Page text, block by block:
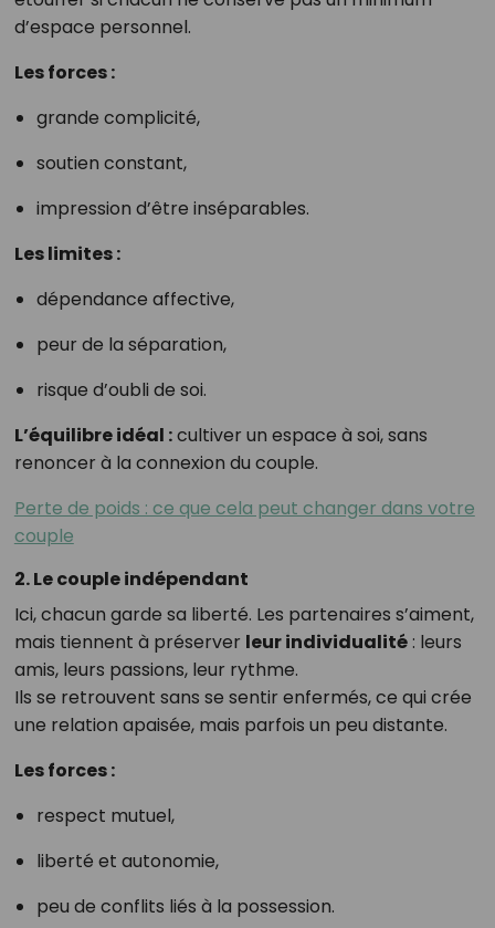
d’espace personnel.
Les forces :
grande complicité,
soutien constant,
impression d’être inséparables.
Les limites :
dépendance affective,
peur de la séparation,
risque d’oubli de soi.
L’équilibre idéal :cultiver un espace à soi, sans
renoncer à la connexion du couple.
Perte de poids : ce que cela peut changer dans votre
couple
2. Le couple indépendant
Ici, chacun garde sa liberté. Les partenaires s’aiment,
mais tiennent à préserver leur individualité: leurs
amis, leurs passions, leur rythme.
Ils se retrouvent sans se sentir enfermés, ce qui crée
une relation apaisée, mais parfois un peu distante.
Les forces :
respect mutuel,
liberté et autonomie,
peu de conflits liés à la possession.